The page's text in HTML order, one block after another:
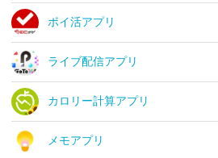
ポイ活アプリ
ライブ配信アプリ
カロリー計算アプリ
メモアプリ